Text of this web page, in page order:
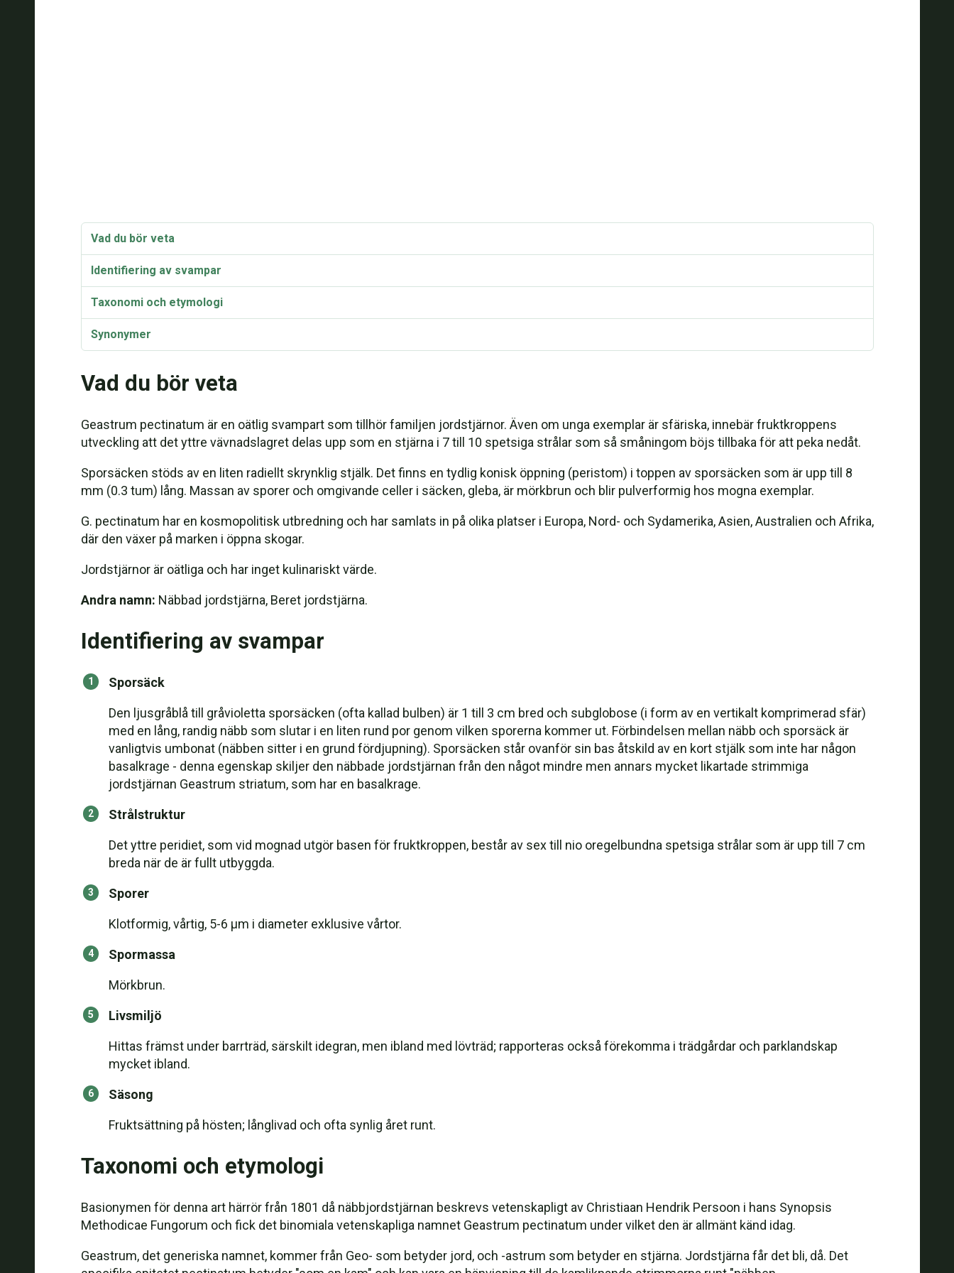
Vad du bör veta
Identifiering av svampar
Taxonomi och etymologi
Synonymer
Vad du bör veta
Geastrum pectinatum är en oätlig svampart som tillhör familjen jordstjärnor. Även om unga exemplar är sfäriska, innebär fruktkroppens
utveckling att det yttre vävnadslagret delas upp som en stjärna i 7 till 10 spetsiga strålar som så småningom böjs tillbaka för att peka nedåt.
Sporsäcken stöds av en liten radiellt skrynklig stjälk. Det finns en tydlig konisk öppning (peristom) i toppen av sporsäcken som är upp till 8
mm (0.3 tum) lång. Massan av sporer och omgivande celler i säcken, gleba, är mörkbrun och blir pulverformig hos mogna exemplar.
G. pectinatum har en kosmopolitisk utbredning och har samlats in på olika platser i Europa, Nord- och Sydamerika, Asien, Australien och Afrika,
där den växer på marken i öppna skogar.
Jordstjärnor är oätliga och har inget kulinariskt värde.
Andra namn: Näbbad jordstjärna, Beret jordstjärna.
Identifiering av svampar
Sporsäck
Den ljusgråblå till gråvioletta sporsäcken (ofta kallad bulben) är 1 till 3 cm bred och subglobose (i form av en vertikalt komprimerad sfär)
med en lång, randig näbb som slutar i en liten rund por genom vilken sporerna kommer ut. Förbindelsen mellan näbb och sporsäck är
vanligtvis umbonat (näbben sitter i en grund fördjupning). Sporsäcken står ovanför sin bas åtskild av en kort stjälk som inte har någon
basalkrage - denna egenskap skiljer den näbbade jordstjärnan från den något mindre men annars mycket likartade strimmiga
jordstjärnan Geastrum striatum, som har en basalkrage.
Strålstruktur
Det yttre peridiet, som vid mognad utgör basen för fruktkroppen, består av sex till nio oregelbundna spetsiga strålar som är upp till 7 cm
breda när de är fullt utbyggda.
Sporer
Klotformig, vårtig, 5-6 μm i diameter exklusive vårtor.
Spormassa
Mörkbrun.
Livsmiljö
Hittas främst under barrträd, särskilt idegran, men ibland med lövträd; rapporteras också förekomma i trädgårdar och parklandskap
mycket ibland.
Säsong
Fruktsättning på hösten; långlivad och ofta synlig året runt.
Taxonomi och etymologi
Basionymen för denna art härrör från 1801 då näbbjordstjärnan beskrevs vetenskapligt av Christiaan Hendrik Persoon i hans Synopsis
Methodicae Fungorum och fick det binomiala vetenskapliga namnet Geastrum pectinatum under vilket den är allmänt känd idag.
Geastrum, det generiska namnet, kommer från Geo- som betyder jord, och -astrum som betyder en stjärna. Jordstjärna får det bli, då. Det